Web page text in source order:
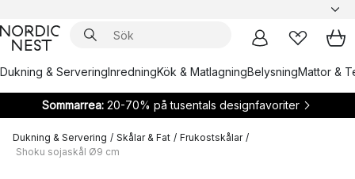
Dukning & ServeringInredningKök & MatlagningBelysningMattor &
Sommarrea:20-70% på tusentals designfavoriter
Dukning & Servering / Skålar & Fat / Frukostskålar /
Shoku sojaskål Ø9 cm